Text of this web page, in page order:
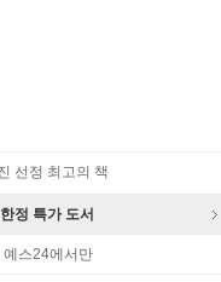
선정 최고의 책
정 특가 도서
예스24에서만